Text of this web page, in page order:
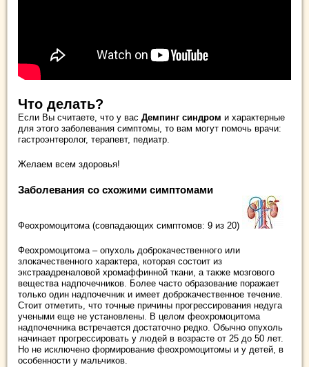
Что делать?
Если Вы считаете, что у вас Демпинг синдром и характерные
для этого заболевания симптомы, то вам могут помочь врачи:
гастроэнтеролог, терапевт, педиатр.
Желаем всем здоровья!
Заболевания со схожими симптомами
Феохромоцитома (совпадающих симптомов: 9 из 20)
Феохромоцитома – опухоль доброкачественного или
злокачественного характера, которая состоит из
экстраадреналовой хромаффинной ткани, а также мозгового
вещества надпочечников. Более часто образование поражает
только один надпочечник и имеет доброкачественное течение.
Стоит отметить, что точные причины прогрессирования недуга
учеными еще не установлены. В целом феохромоцитома
надпочечника встречается достаточно редко. Обычно опухоль
начинает прогрессировать у людей в возрасте от 25 до 50 лет.
Но не исключено формирование феохромоцитомы и у детей, в
особенности у мальчиков.